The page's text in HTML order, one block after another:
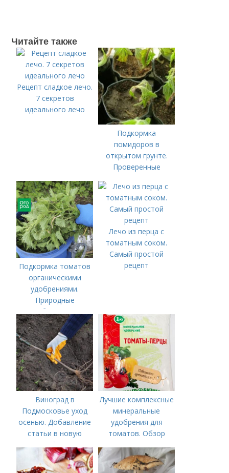
Читайте также
Рецепт сладкое лечо.
7 секретов
идеального лечо
Подкормка
помидоров в
открытом грунте.
Проверенные
минеральные
удобрения
Подкормка томатов
органическими
удобрениями.
Природные
удобрения для
подкормки "по листу"
Лечо из перца с
томатным соком.
Самый простой
рецепт
Виноград в
Подмосковье уход
осенью. Добавление
статьи в новую
подборку
Лучшие комплексные
минеральные
удобрения для
томатов. Обзор
удобрений для
томатов: правила